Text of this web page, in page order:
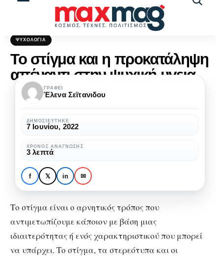
ΨΥΧΟΛΟΓΊΑ
Το στίγμα και η προκατάληψη
απέναντι στην ψυχική υγεια
ΓΡΆΦΕΙ
Έλενα Σεϊτανιδου
ΔΗΜΟΣΙΕΎΤΗΚΕ
7 Ιουνίου, 2022
ΧΡΌΝΟΣ ΑΝΆΓΝΩΣΗΣ
3 λεπτά
f 𝕏 in ✉
Το στίγμα είναι ο αρνητικός τρόπος που
αντιμετωπίζουμε κάποιον με βάση μιας
ιδιαιτερότητας ή ενός χαρακτηριστικού που μπορεί
να υπάρχει. Το στίγμα, τα στερεότυπα και οι